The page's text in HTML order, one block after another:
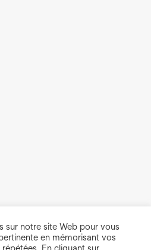
sur notre site Web pour vous
en mémorisant vos